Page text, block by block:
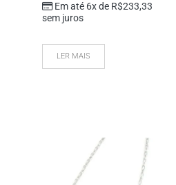
Em até 6x de R$233,33
sem juros
LER MAIS